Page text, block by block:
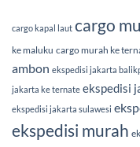
cargo kapal laut cargo
ke maluku cargo murah ke
ambon ekspedisi jakarta
jakarta ke ternate ekspedisi
ekspedisi jakarta sulawesi
ekspedisi murah